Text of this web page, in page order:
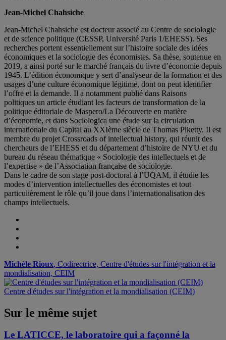
Jean-Michel Chahsiche
Jean-Michel Chahsiche est docteur associé au Centre de sociologie
et de science politique (CESSP, Université Paris 1/EHESS). Ses
recherches portent essentiellement sur l’histoire sociale des idées
économiques et la sociologie des économistes. Sa thèse, soutenue en
2019, a ainsi porté sur le marché français du livre d’économie depuis
1945. L’édition économique y sert d’analyseur de la formation et des
usages d’une culture économique légitime, dont on peut identifier
l’offre et la demande. Il a notamment publié dans Raisons
politiques un article étudiant les facteurs de transformation de la
politique éditoriale de Maspero/La Découverte en matière
d’économie, et dans Sociologica une étude sur la circulation
internationale du Capital au XXIème siècle de Thomas Piketty. Il est
membre du projet Crossroads of intellectual history, qui réunit des
chercheurs de l’EHESS et du département d’histoire de NYU et du
bureau du réseau thématique « Sociologie des intellectuels et de
l’expertise » de l’Association française de sociologie.
Dans le cadre de son stage post-doctoral à l’UQAM, il étudie les
modes d’intervention intellectuelles des économistes et tout
particulièrement le rôle qu’il joue dans l’internationalisation des
champs intellectuels.
Michèle Rioux, Codirectrice, Centre d'études sur l'intégration et la
mondialisation, CEIM
Centre d'études sur l'intégration et la mondialisation (CEIM)
Sur le même sujet
Le LATICCE, le laboratoire qui a façonné la